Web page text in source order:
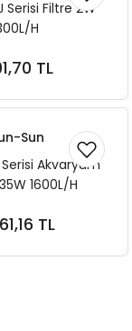
Serisi Filtre 2W
H
TL
Ekle
Sun
Akvaryum
1600L/H
TL
Ekle